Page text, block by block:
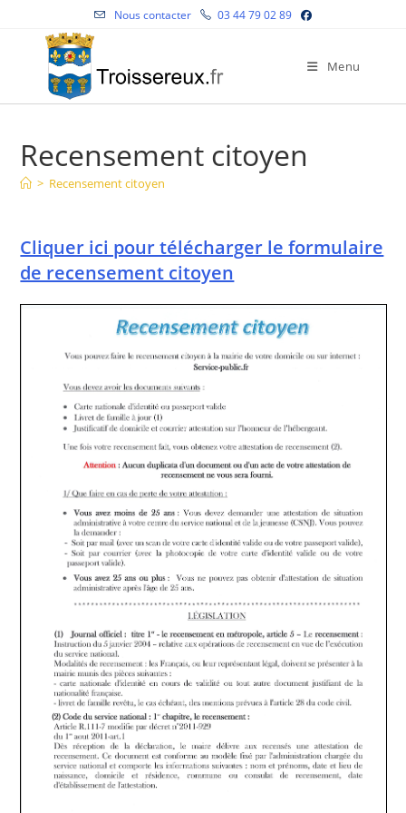
Nous contacter 03 44 79 02 89
Menu
Recensement citoyen
> Recensement citoyen
Cliquer ici pour télécharger le formulaire
de recensement citoyen